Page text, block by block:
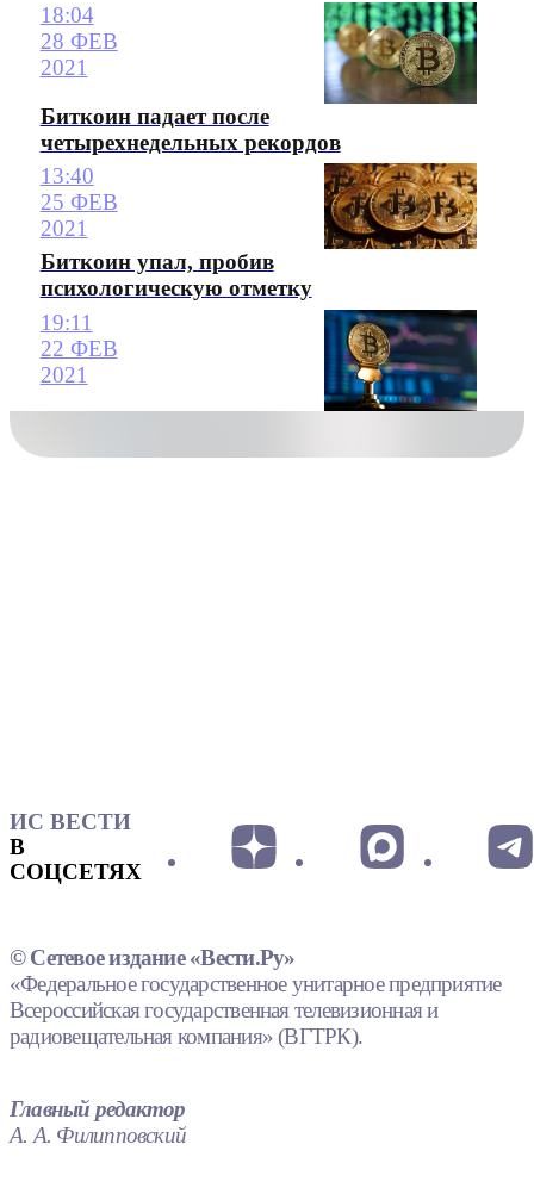
18:04
28 ФЕВ
2021
Биткоин падает после
четырехнедельных рекордов
13:40
25 ФЕВ
2021
Биткоин упал, пробив
психологическую отметку
19:11
22 ФЕВ
2021
ИС ВЕСТИ
В
СОЦСЕТЯХ
© Сетевое издание «Вести.Ру»
«Федеральное государственное унитарное предприятие
Всероссийская государственная телевизионная и
радиовещательная компания» (ВГТРК).
Главный редактор
А. А. Филипповский